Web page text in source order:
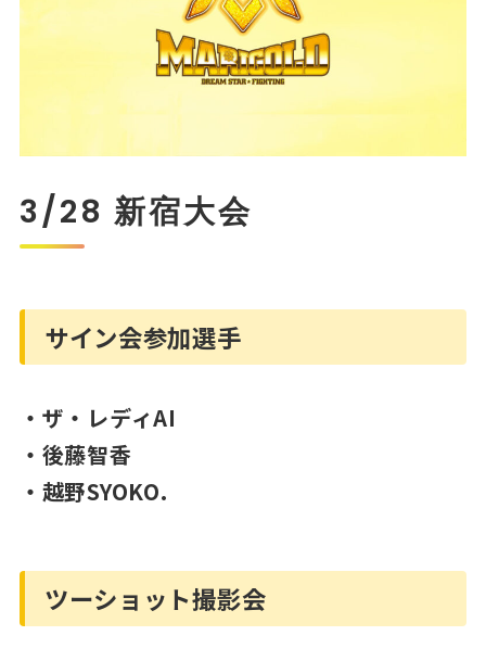
3/28 新宿大会
サイン会参加選手
・ザ・レディAI
・後藤智香
・越野SYOKO.
ツーショット撮影会